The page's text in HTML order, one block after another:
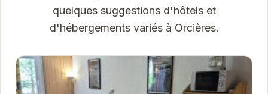
quelques suggestions d'hôtels et
d'hébergements variés à Orcières.